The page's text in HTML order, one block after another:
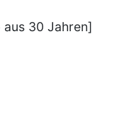
aus 30 Jahren]